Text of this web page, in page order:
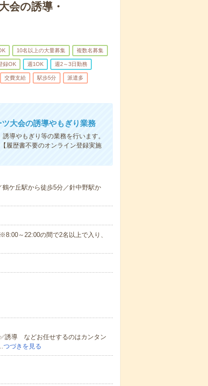
会の誘導・
10名以上の大量募集 複数名募集
録OK 週1OK 週2～3日勤務
交費支給 駅歩5分 派遣多
大会の誘導やもぎり業務
導やもぎり等の業務を行います。
履歴書不要のオンライン登録実施
ケ丘駅から徒歩5分／針中野駅か
～22:00の間で2名以上で入り、
誘導 などお任せするのはカンタン
つづきを見る